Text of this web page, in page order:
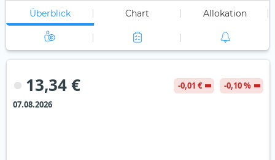
Überblick Chart Allokation
13,34 € -0,01 €
-0,10 %
07.08.2026